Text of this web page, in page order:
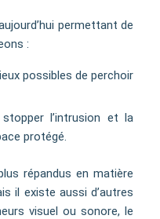
permettant de
:
possibles de perchoir
l’intrusion et la
protégé.
répandus en matière
il existe aussi d’autres
visuel ou sonore, le